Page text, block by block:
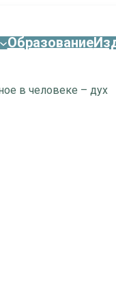
Образование
в человеке – дух